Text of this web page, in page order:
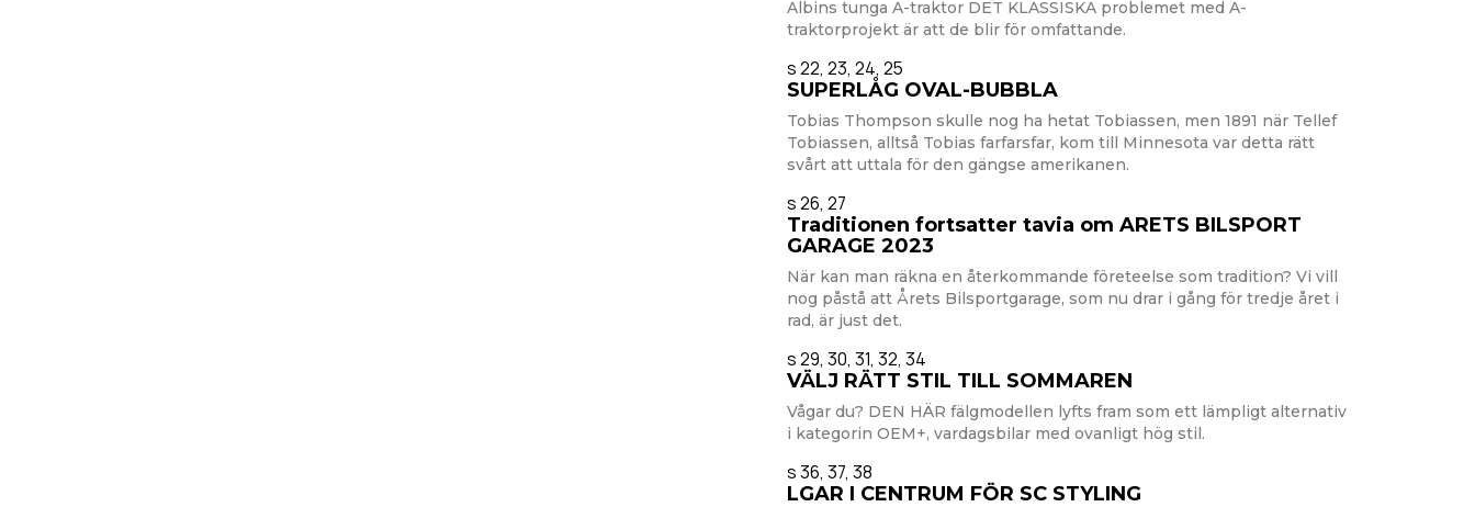
Albins tunga A-traktor DET KLASSISKA problemet med A-
traktorprojekt är att de blir för omfattande.
s 22, 23, 24, 25
SUPERLÅG OVAL-BUBBLA
Tobias Thompson skulle nog ha hetat Tobiassen, men 1891 när Tellef
Tobiassen, alltså Tobias farfarsfar, kom till Minnesota var detta rätt
svårt att uttala för den gängse amerikanen.
s 26, 27
Traditionen fortsatter tavia om ARETS BILSPORT
GARAGE 2023
När kan man räkna en återkommande företeelse som tradition? Vi vill
nog påstå att Årets Bilsportgarage, som nu drar i gång för tredje året i
rad, är just det.
s 29, 30, 31, 32, 34
VÄLJ RÄTT STIL TILL SOMMAREN
Vågar du? DEN HÄR fälgmodellen lyfts fram som ett lämpligt alternativ
i kategorin OEM+, vardagsbilar med ovanligt hög stil.
s 36, 37, 38
LGAR I CENTRUM FÖR SC STYLING